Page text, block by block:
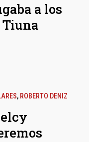
a los
Tiuna
, ROBERTO DENIZ